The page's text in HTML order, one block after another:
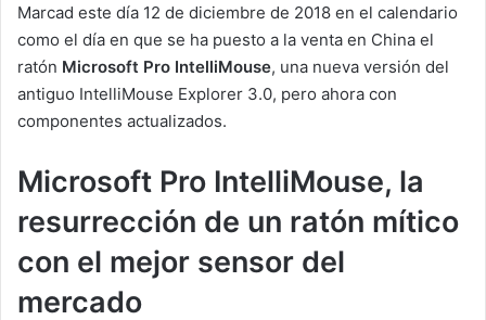
Marcad este día 12 de diciembre de 2018 en el calendario
como el día en que se ha puesto a la venta en China el
ratón Microsoft Pro IntelliMouse, una nueva versión del
antiguo IntelliMouse Explorer 3.0, pero ahora con
componentes actualizados.
Microsoft Pro IntelliMouse, la
resurrección de un ratón mítico
con el mejor sensor del
mercado